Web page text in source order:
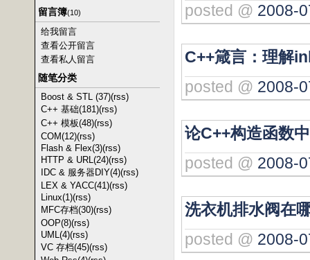
留言簿(10)
给我留言
查看公开留言
查看私人留言
随笔分类
Boost & STL (37)(rss)
C++ 基础(181)(rss)
C++ 模板(48)(rss)
COM(12)(rss)
Flash & Flex(3)(rss)
HTTP & URL(24)(rss)
IDC & 服务器DIY(4)(rss)
LEX & YACC(41)(rss)
Linux(1)(rss)
MFC存档(30)(rss)
OOP(8)(rss)
UML(4)(rss)
VC 存档(45)(rss)
posted @ 2008-
C++箴言：理解
posted @ 2008-
论C++构造函数
posted @ 2008-
洗衣机排水阀在
posted @ 2008-